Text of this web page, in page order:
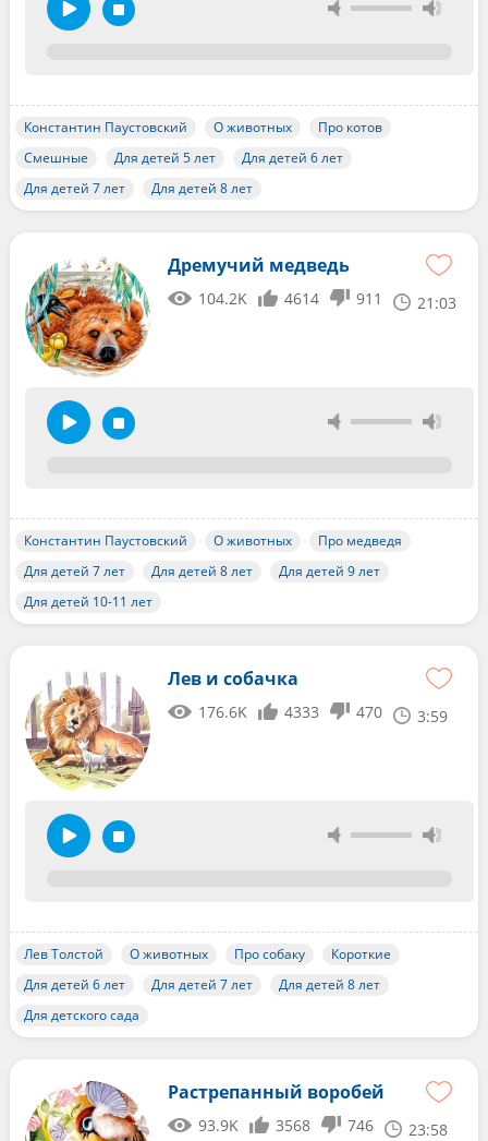
Константин Паустовский О животных
Про котов
Смешные
Для детей 5 лет
Для детей 6 лет
Для детей 7 лет
Для детей 8 лет
Дремучий медведь
104.2K 4614 911 21:03
Константин Паустовский О животных
Про медведя
Для детей 7 лет
Для детей 8 лет
Для детей 9 лет
Для детей 10-11 лет
Лев и собачка
176.6K 4333 470 3:59
Лев Толстой О животных Про собаку
Короткие
Для детей 6 лет
Для детей 7 лет
Для детей 8 лет
Для детского сада
Растрепанный воробей
93.9K 3568 746 23:58